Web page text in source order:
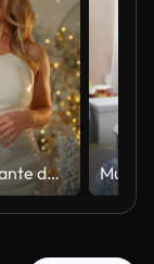
Mulher elegante de vestido branco perto da árvore de Natal. Retrato conceitual de feriado.